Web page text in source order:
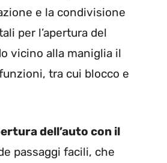
e la condivisione
per l’apertura del
vicino alla maniglia il
tra cui blocco e
dell’auto con il
passaggi facili, che